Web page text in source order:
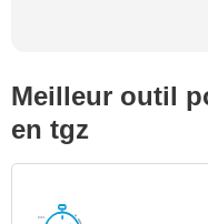
Meilleur outil
en tgz